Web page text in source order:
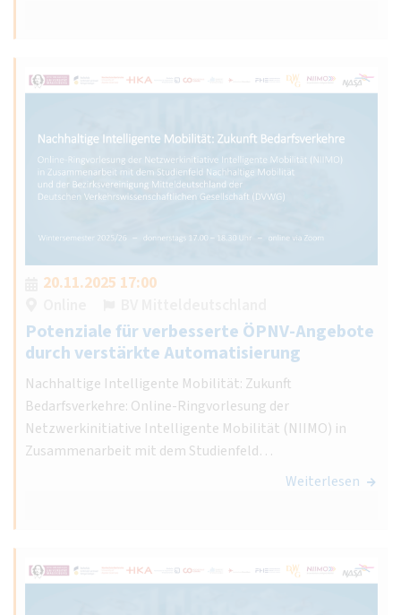
20.11.2025 17:00
Potenziale für verbesserte ÖPNV-Angebote
durch verstärkte Automatisierung
Nachhaltige Intelligente Mobilität: Zukunft
Bedarfsverkehre: Online-Ringvorlesung der
Netzwerkinitiative Intelligente Mobilität (NIIMO) in
Zusammenarbeit mit dem Studienfeld…
Weiterlesen